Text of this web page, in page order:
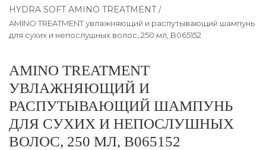
HYDRA SOFT AMINO TREATMENT
AMINO TREATMENT увлажняющий и распутывающий шампунь
для сухих и непослушных волос, 250 мл, B065152
AMINO TREATMENT
УВЛАЖНЯЮЩИЙ И
РАСПУТЫВАЮЩИЙ ШАМПУНЬ
ДЛЯ СУХИХ И НЕПОСЛУШНЫХ
ВОЛОС, 250 МЛ, B065152